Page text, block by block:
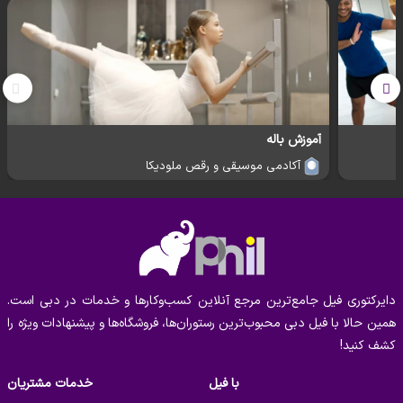
رقص معاصر به شما این فرصت را می‌دهد که با استفاده از بدن خود
احساسات و داستان‌ها را بیان کنید و در این مسیر، قدرت بدنی،
انعطاف‌پذیری و هماهنگی شما نیز تقویت می‌شود.
📍 کلاس‌های حضوری در دبی، ابوظبی، شارجه و العین
📞 برای ثبت‌نام و مشاوره، همین حالا با ما تماس بگیرید!
با «فیل» بهترین مراکز آموزش موسیقی و رقص را بیابید
و گام به گام به سمت رسیدن به هدف‌های
موسیقایی‌تان پیش بروید.
آموزش باله
آکادمی موسیقی و رقص ملودیکا
خدمات مشتریان با فیل
دایرکتوری فیل جامع‌ترین مرجع آنلاین کسب‌وکارها و خدمات در دبی است.
همین حالا با فیل دبی محبوب‌ترین رستوران‌ها، فروشگاه‌ها و پیشنهادات ویژه را
کشف کنید!